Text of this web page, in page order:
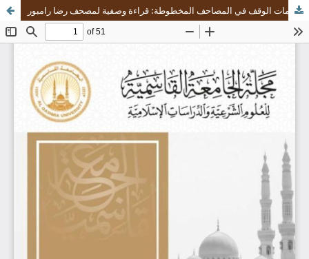
الجذور الأولى لعلامات الوقف في المصاحف المخطوطة: قراءة وصفية لمصحف رضا رامبور